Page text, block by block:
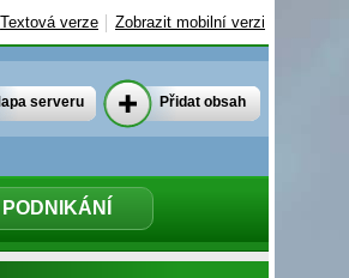
Textová verze Zobrazit mobilní verzi
PODNIKÁNÍ
serveru Přidat obsah